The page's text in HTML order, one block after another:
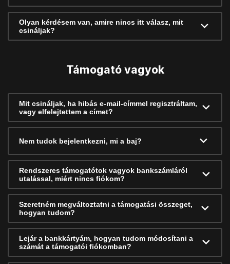
Olyan kérdésem van, amire nincs itt válasz, mit
csináljak?
Támogató vagyok
Mit csináljak, ha hibás e-mail-címmel regisztráltam,
vagy elfelejtettem a címet?
Nem tudok bejelentkezni, mi a baj?
Rendszeres támogatótok vagyok bankszámláról
utalással, miért nincs fiókom?
Szeretném megváltoztatni a támogatási összeget,
hogyan tudom?
Lejár a bankkártyám, hogyan tudom módosítani a
számát a támogatói fiókomban?